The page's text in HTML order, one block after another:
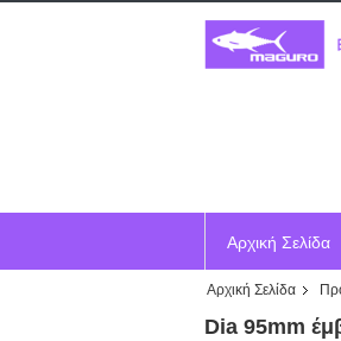
Αρχική Σελίδα
Ζητήστε ένα
Αρχική Σελίδα
Dia 95mm